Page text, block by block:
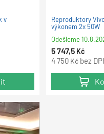
v
Reproduktory
výkonem 2x 50W
Odešleme
5 747,5 Kč
4 750 Kč bez